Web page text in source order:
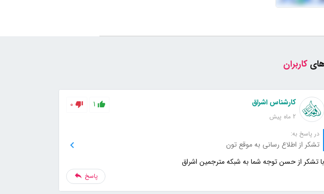
کاربران
کارشناس اشراق
2 ماه پیش
1
0
در پاسخ به:
تشکر از اطلاع رسانی به موقع تون
با تشکر از حسن توجه شما به شبکه مترجمین اشراق
پاسخ